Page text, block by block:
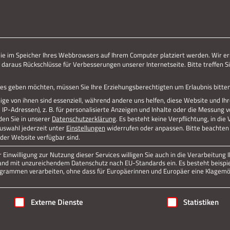
Jetzt teilen
Datenschutz Impressum
im Speicher Ihres Webbrowsers auf Ihrem Computer platziert werden. Wir
Rückschlüsse für Verbesserungen unserer Internetseite. Bitte treffen
geben möchten, müssen Sie Ihre Erziehungsberechtigten um Erlaubnis
von ihnen sind essenziell, während andere uns helfen, diese Website und
Adressen), z. B. für personalisierte Anzeigen und Inhalte oder die Messung
Sie in unserer Datenschutzerklärung. Es besteht keine Verpflichtung, in die
jederzeit unterEinstellungen widerrufen oder anpassen. Bitte beachten
Website verfügbar sind.
zur Nutzung dieser Services willigen Sie auch in die Verarbeitung
mit unzureichendem Datenschutz nach EU-Standards ein. Es besteht
verarbeiten, ohne dass für Europäerinnen und Europäer eine
erteilt werden kann. Die erste Service-Gruppe ist essenziell
Externe Dienste Statistiken